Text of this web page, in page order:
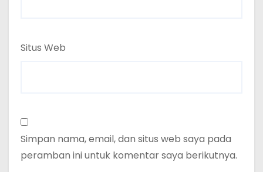
Situs Web
Simpan nama, email, dan situs web saya pada
peramban ini untuk komentar saya berikutnya.